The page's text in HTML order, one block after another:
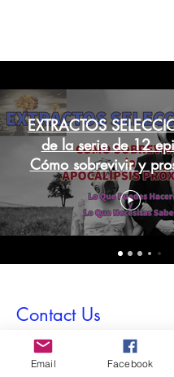
EXTRACTOS
de la serie de 12
Cómo sobrevivir y
el apocalipsis
Contact Us
First Name
Email Facebook